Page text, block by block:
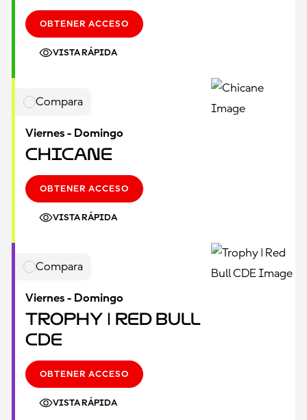
OBTENER ACCESO
VISTA RÁPIDA
Compara
Viernes - Domingo
Chicane
OBTENER ACCESO
VISTA RÁPIDA
Compara
Viernes - Domingo
Trophy | Red Bull
CDE
OBTENER ACCESO
VISTA RÁPIDA